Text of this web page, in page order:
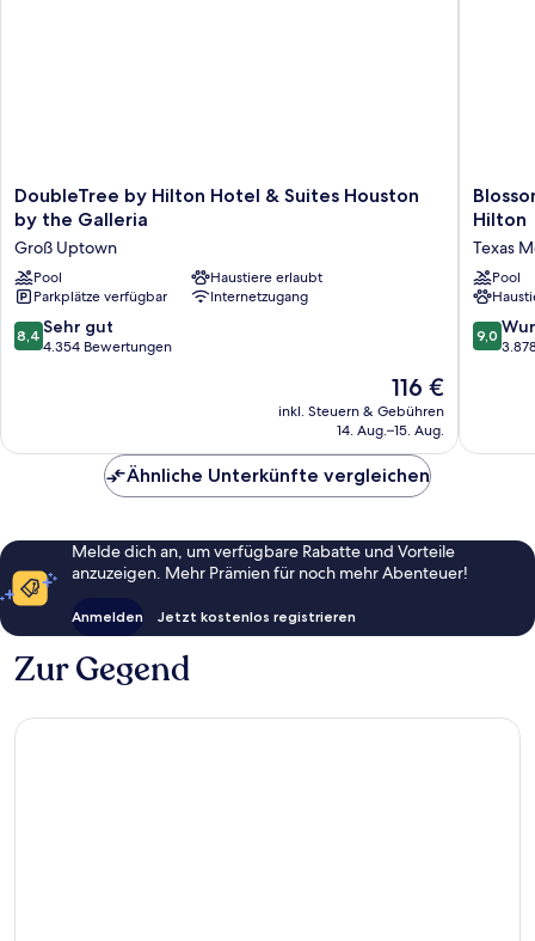
DoubleTree
by
Hilton
Hotel
&
Suites
Houston
by
DoubleTree by Hilton Hotel & Suites Houston
by the Galleria
Groß Uptown
Pool
Haustiere erlaubt
Parkplätze verfügbar
Internetzugang
8.4
von
Bewertungen
8,4 Sehr gut
4.354 Bewertungen
Der
Preis
beträgt
116 €
inkl. Steuern & Gebühren
14. Aug.–15. Aug.
Blossom
Hotel
Curio
by
Hilton
Texas
Hilton
Texas
Pool
9.0
von
9,0
Ähnliche Unterkünfte vergleichen
Melde dich an, um verfügbare Rabatte und Vorteile
anzuzeigen. Mehr Prämien für noch mehr Abenteuer!
Anmelden Jetzt kostenlos registrieren
Zur Gegend